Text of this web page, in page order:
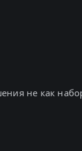
не как